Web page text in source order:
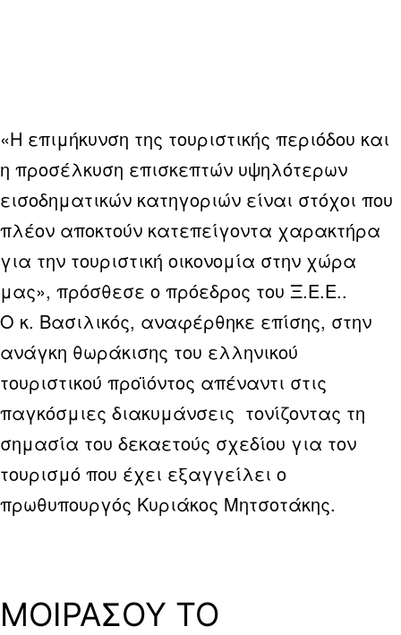
«Η επιμήκυνση της τουριστικής περιόδου και
η προσέλκυση επισκεπτών υψηλότερων
εισοδηματικών κατηγοριών είναι στόχοι που
πλέον αποκτούν κατεπείγοντα χαρακτήρα
για την τουριστική οικονομία στην χώρα
μας», πρόσθεσε ο πρόεδρος του Ξ.Ε.Ε..
Ο κ. Βασιλικός, αναφέρθηκε επίσης, στην
ανάγκη θωράκισης του ελληνικού
τουριστικού προϊόντος απέναντι στις
παγκόσμιες διακυμάνσεις τονίζοντας τη
σημασία του δεκαετούς σχεδίου για τον
τουρισμό που έχει εξαγγείλει ο
πρωθυπουργός Κυριάκος Μητσοτάκης.
ΜΟΙΡΑΣΟΥ ΤΟ